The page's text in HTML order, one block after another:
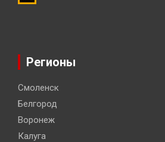
Регионы
Смоленск
Белгород
Воронеж
Калуга